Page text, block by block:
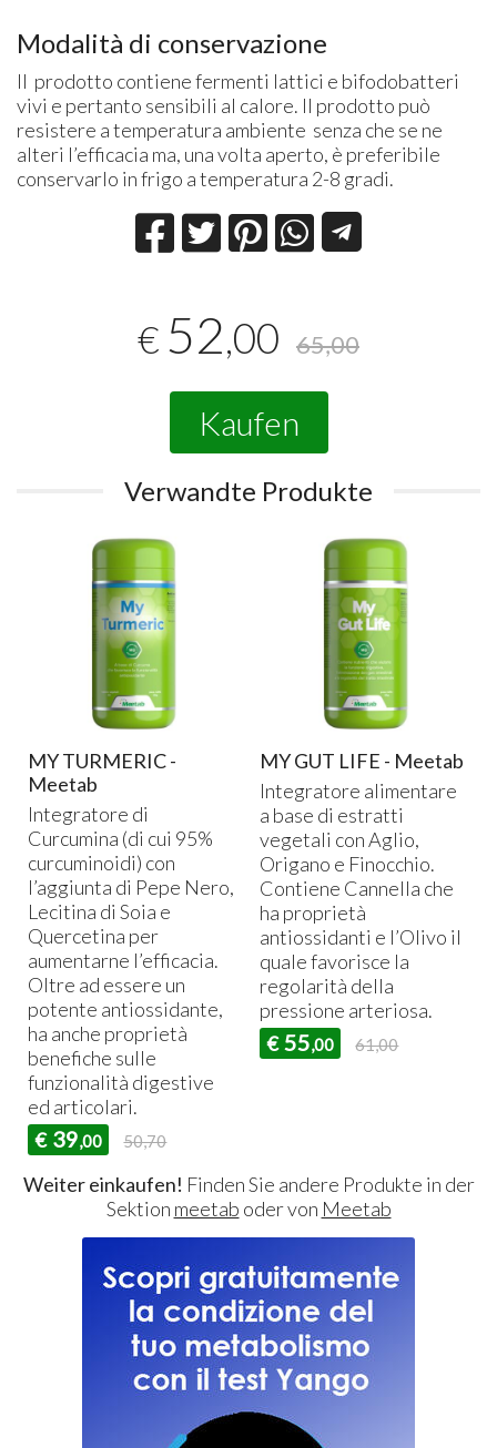
Modalità di conservazione
Il prodotto contiene fermenti lattici e bifodobatteri
vivi e pertanto sensibili al calore. Il prodotto può
resistere a temperatura ambiente senza che se ne
alteri l’efficacia ma, una volta aperto, è preferibile
conservarlo in frigo a temperatura 2-8 gradi.
€ 52,00 65,00
Kaufen
Verwandte Produkte
MY TURMERIC -
Meetab
Integratore di
Curcumina (di cui 95%
curcuminoidi) con
l’aggiunta di Pepe Nero,
Lecitina di Soia e
Quercetina per
aumentarne l’efficacia.
Oltre ad essere un
potente antiossidante,
ha anche proprietà
benefiche sulle
funzionalità digestive
ed articolari.
€ 39,00 50,70
MY GUT LIFE - Meetab
Integratore alimentare
a base di estratti
vegetali con Aglio,
Origano e Finocchio.
Contiene Cannella che
ha proprietà
antiossidanti e l’Olivo il
quale favorisce la
regolarità della
pressione arteriosa.
€ 55,00 61,00
Weiter einkaufen! Finden Sie andere Produkte in der
Sektion meetab oder von Meetab